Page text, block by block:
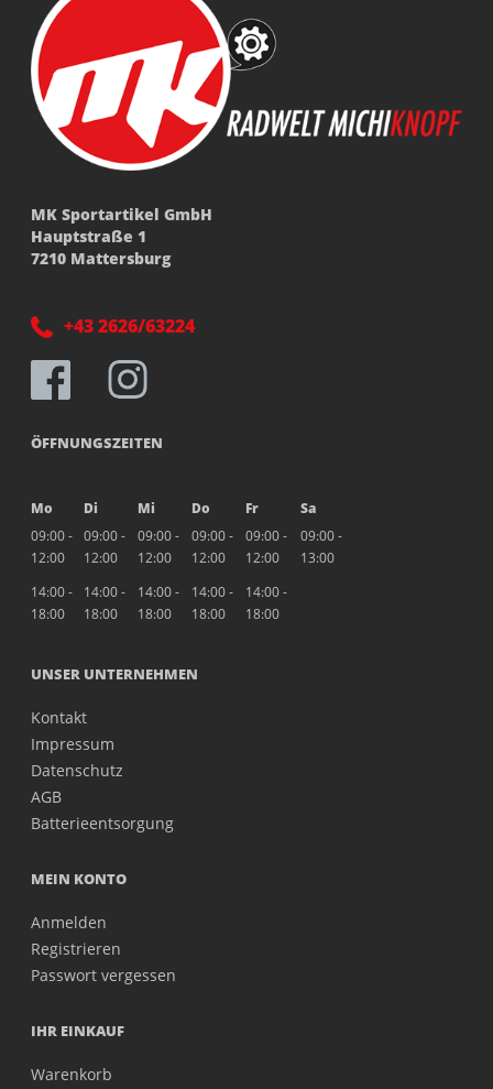
MK Sportartikel GmbH
Hauptstraße 1
7210 Mattersburg
+43 2626/63224
ÖFFNUNGSZEITEN
Mo Di Mi Do Fr
Sa
09:00 -
12:00
09:00 -
12:00
09:00 -
12:00
09:00 -
12:00
09:00 -
12:00
09:00 -
13:00
14:00 -
18:00
14:00 -
18:00
14:00 -
18:00
14:00 -
18:00
14:00 -
18:00
UNSER UNTERNEHMEN
Kontakt
Impressum
Datenschutz
AGB
Batterieentsorgung
MEIN KONTO
Anmelden
Registrieren
Passwort vergessen
IHR EINKAUF
Warenkorb